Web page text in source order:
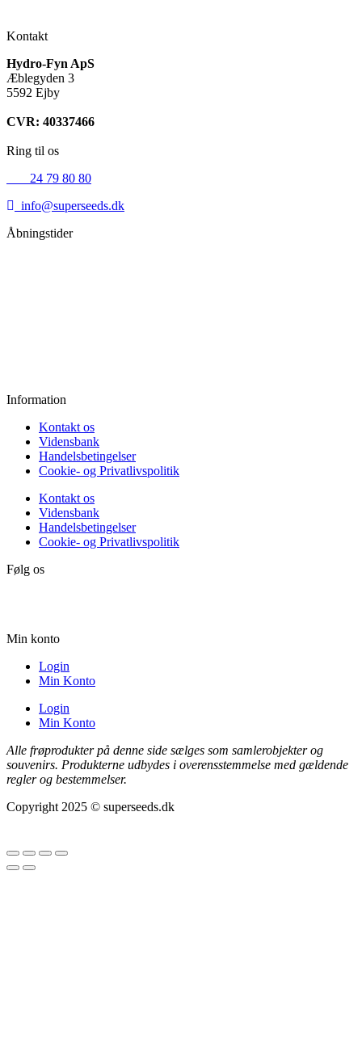
Kontakt
Hydro-Fyn ApS
Æblegyden 3
5592 Ejby
CVR: 40337466
Ring til os
24 79 80 80
info@superseeds.dk
Åbningstider
Information
Kontakt os
Vidensbank
Handelsbetingelser
Cookie- og Privatlivspolitik
Kontakt os
Vidensbank
Handelsbetingelser
Cookie- og Privatlivspolitik
Følg os
Min konto
Login
Min Konto
Login
Min Konto
Alle frøprodukter på denne side sælges som samlerobjekter og
souvenirs. Produkterne udbydes i overensstemmelse med gældende
regler og bestemmelser.
Copyright 2025 © superseeds.dk